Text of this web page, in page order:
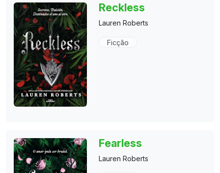
Reckless
Lauren Roberts
Ficção
Fearless
Lauren Roberts